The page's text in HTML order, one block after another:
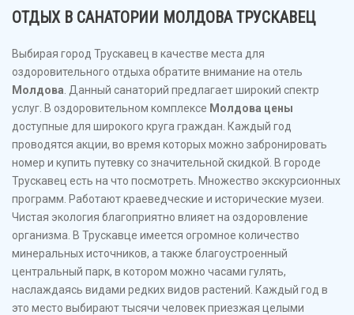
ОТДЫХ В САНАТОРИИ МОЛДОВА ТРУСКАВЕЦ
Выбирая город Трускавец в качестве места для
оздоровительного отдыха обратите внимание на отель
Молдова . Данный санаторий предлагает широкий спектр
услуг. В оздоровительном комплексе Молдова цены
доступные для широкого круга граждан. Каждый год
проводятся акции, во время которых можно забронировать
номер и купить путевку со значительной скидкой. В городе
Трускавец есть на что посмотреть. Множество экскурсионных
программ. Работают краеведческие и исторические музеи.
Чистая экология благоприятно влияет на оздоровление
организма. В Трускавце имеется огромное количество
минеральных источников, а также благоустроенный
центральный парк, в котором можно часами гулять,
наслаждаясь видами редких видов растений. Каждый год в
это место выбирают тысячи человек приезжая целыми